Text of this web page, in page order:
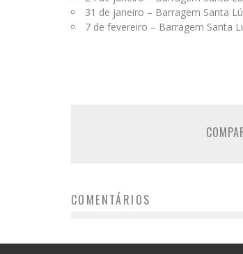
31 de janeiro – Barragem Santa
7 de fevereiro – Barragem Santa
COMENTÁRIOS